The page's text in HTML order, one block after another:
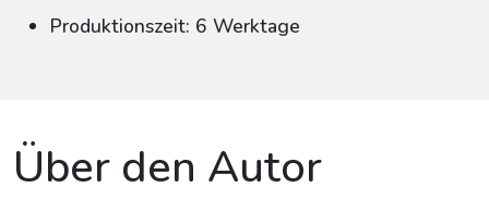
Produktionszeit: 6 Werktage
Über den Autor